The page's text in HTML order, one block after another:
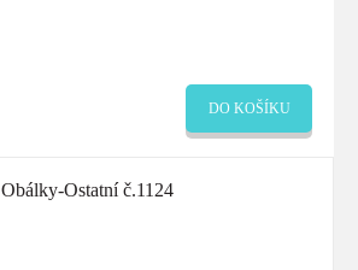
DO KOŠÍKU
Obálky-Ostatní č.1124